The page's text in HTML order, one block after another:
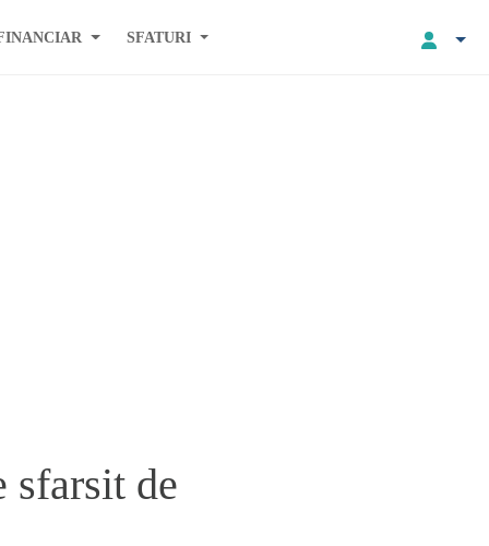
SFATURI
sfarsit de